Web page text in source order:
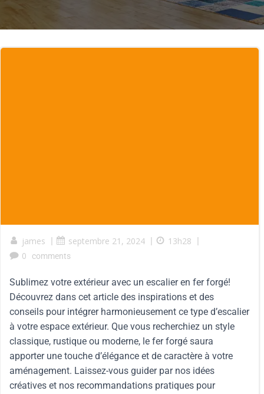
james | septembre 21, 2024 | 13h28 |
0
comments
Sublimez votre extérieur avec un escalier en fer forgé!
Découvrez dans cet article des inspirations et des
conseils pour intégrer harmonieusement ce type d’escalier
à votre espace extérieur. Que vous recherchiez un style
classique, rustique ou moderne, le fer forgé saura
apporter une touche d’élégance et de caractère à votre
aménagement. Laissez-vous guider par nos idées
créatives et nos recommandations pratiques pour